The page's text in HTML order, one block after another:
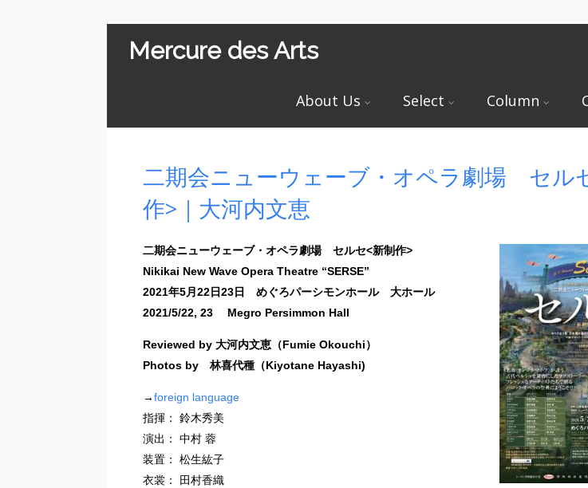
Mercure des Arts
About Us Select Column
二期会ニューウェーブ・オペラ劇場 セル
作>｜大河内文恵
二期会ニューウェーブ・オペラ劇場 セルセ<新制作>
Nikikai New Wave Opera Theatre “SERSE”
2021年5月22日23日 めぐろパーシモンホール 大ホール
2021/5/22, 23 Megro Persimmon Hall
Reviewed by 大河内文恵（Fumie Okouchi）
Photos by 林喜代種（Kiyotane Hayashi)
→foreign language
指揮： 鈴木秀美
演出： 中村 蓉
装置： 松生紘子
衣裳： 田村香織